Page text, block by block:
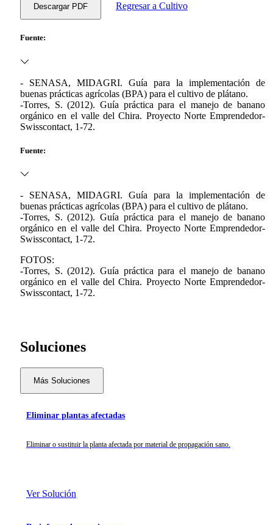
Descargar PDF Regresar a Cultivo
Fuente:
- SENASA, MIDAGRI. Guía para la implementación de
buenas prácticas agrícolas (BPA) para el cultivo de plátano.
-Torres, S. (2012). Guía práctica para el manejo de banano
orgánico en el valle del Chira. Proyecto Norte Emprendedor-
Swisscontact, 1-72.
Fuente:
- SENASA, MIDAGRI. Guía para la implementación de
buenas prácticas agrícolas (BPA) para el cultivo de plátano.
-Torres, S. (2012). Guía práctica para el manejo de banano
orgánico en el valle del Chira. Proyecto Norte Emprendedor-
Swisscontact, 1-72.
FOTOS:
-Torres, S. (2012). Guía práctica para el manejo de banano
orgánico en el valle del Chira. Proyecto Norte Emprendedor-
Swisscontact, 1-72.
Soluciones
Más Soluciones
Eliminar plantas afectadas
Eliminar o sustituir la planta afectada por material de propagación sano.
Ver Solución